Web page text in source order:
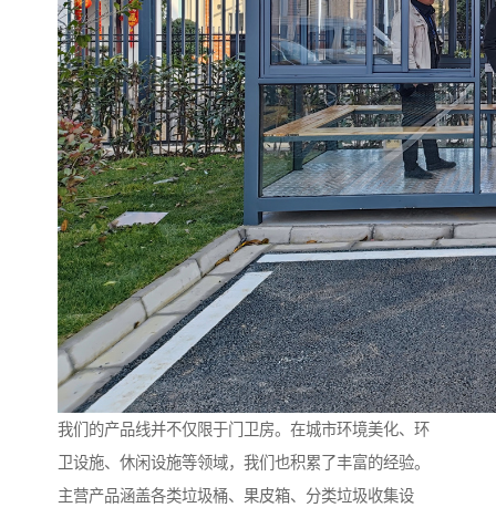
我们的产品线并不仅限于门卫房。在城市环境美化、环
卫设施、休闲设施等领域，我们也积累了丰富的经验。
主营产品涵盖各类垃圾桶、果皮箱、分类垃圾收集设